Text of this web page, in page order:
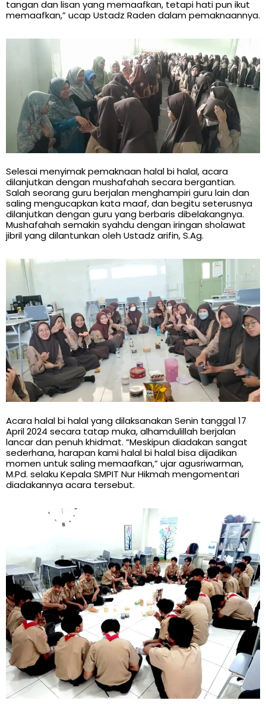
tangan dan lisan yang memaafkan, tetapi hati pun ikut
memaafkan,” ucap Ustadz Raden dalam pemaknaannya.
Selesai menyimak pemaknaan halal bi halal, acara
dilanjutkan dengan mushafahah secara bergantian.
Salah seorang guru berjalan menghampiri guru lain dan
saling mengucapkan kata maaf, dan begitu seterusnya
dilanjutkan dengan guru yang berbaris dibelakangnya.
Mushafahah semakin syahdu dengan iringan sholawat
jibril yang dilantunkan oleh Ustadz arifin, S.Ag.
Acara halal bi halal yang dilaksanakan Senin tanggal 17
April 2024 secara tatap muka, alhamdulillah berjalan
lancar dan penuh khidmat. “Meskipun diadakan sangat
sederhana, harapan kami halal bi halal bisa dijadikan
momen untuk saling memaafkan,” ujar agusriwarman,
M.Pd. selaku Kepala SMPIT Nur Hikmah mengomentari
diadakannya acara tersebut.